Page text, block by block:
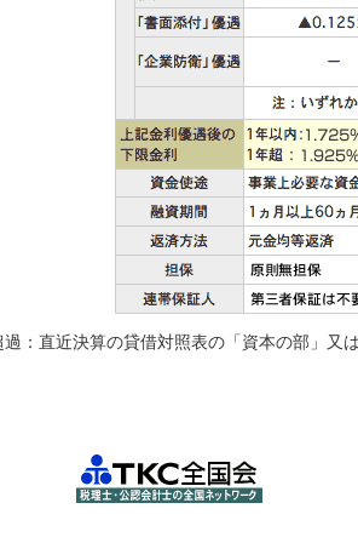
過：直近決算の貸借対照表の「資本の部」又